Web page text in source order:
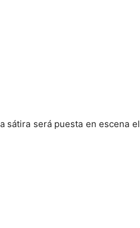
sátira será puesta en escena el